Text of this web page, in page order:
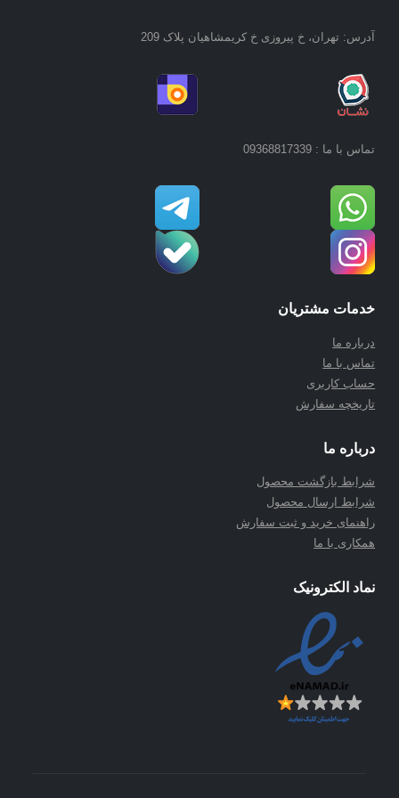
آدرس: تهران، خ پیروزی خ کریمشاهیان پلاک 209
تماس با ما : 09368817339
خدمات مشتریان
درباره ما
تماس با ما
حساب کاربری
تاریخچه سفارش
درباره ما
شرابط بازگشت محصول
شرابط ارسال محصول
راهنمای خرید و ثبت سفارش
همکاری با ما
نماد الکترونیک